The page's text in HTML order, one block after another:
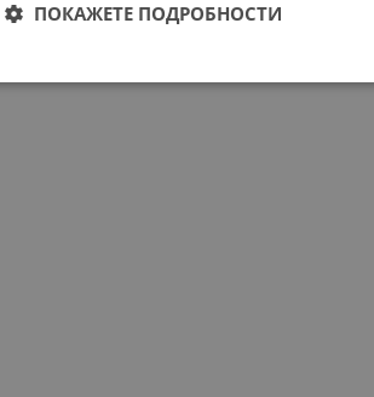
ПОКАЖЕТЕ ПОДРОБНОСТИ